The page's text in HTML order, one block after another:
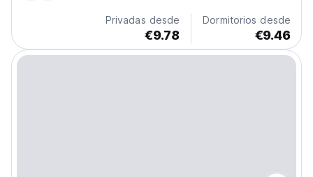
Privadas desde
€9.78
Dormitorios desde
€9.46